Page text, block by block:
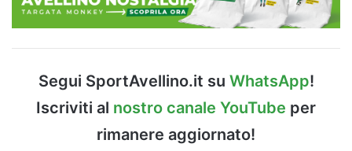
Segui SportAvellino.it su WhatsApp!
Iscriviti al nostro canale YouTube per
rimanere aggiornato!